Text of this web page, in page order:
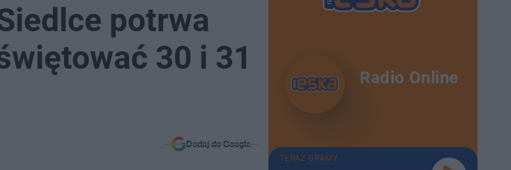
potrwa
30 i 31
Dodaj do Google
Radio Online
TERAZ GRAMY